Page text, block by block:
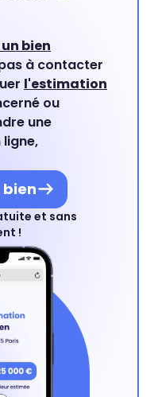
bien
à contacter
l'estimation
ou
une
bien
et sans
!